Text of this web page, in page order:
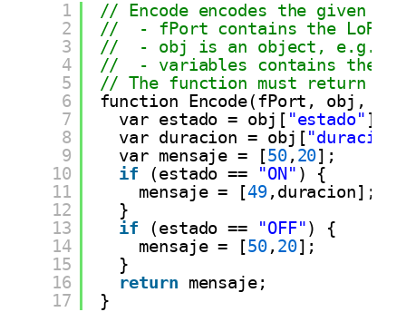
1
2
3
4
5
6
7
8
9
10
11
12
13
14
15
16
17
// Encode encodes the given
//  - fPort contains the
//  - obj is an object, e.g.
//  - variables contains the
// The function must return
function Encode(fPort, obj,
var estado = obj[ "estado" ];
var duracion = obj["duracion"
var mensaje = [50, 20];
if
(estado == "ON" ) {
mensaje = [49,duracion];
}
if
(estado == "OFF") {
mensaje = [50, 20];
}
return
mensaje;
}